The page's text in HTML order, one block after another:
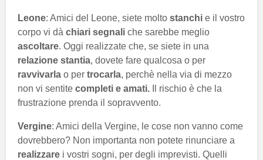
Leone: Amici del Leone, siete molto stanchi e il vostro
corpo vi dà chiari segnali che sarebbe meglio
ascoltare. Oggi realizzate che, se siete in una
relazione stantia, dovete fare qualcosa o per
ravvivarla o per trocarla, perchè nella via di mezzo
non vi sentite completi e amati. Il rischio è che la
frustrazione prenda il sopravvento.
Vergine: Amici della Vergine, le cose non vanno come
dovrebbero? Non importanta non potete rinunciare a
realizzare i vostri sogni, per degli imprevisti. Quelli